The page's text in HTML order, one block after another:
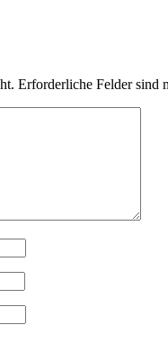
Erforderliche Felder sind